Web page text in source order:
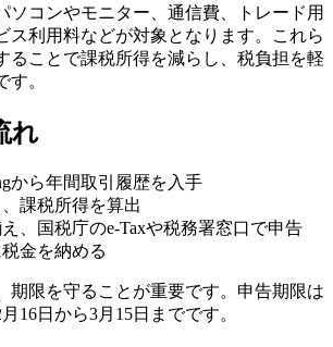
ソコンやモニター、通信費、トレード用
ス利用料などが対象となります。これら
ることで課税所得を減らし、税負担を軽
す。
れ
から年間取引履歴を入手
課税所得を算出
、国税庁のe-Taxや税務署窓口で申告
金を納める
期限を守ることが重要です。申告期限は
16日から3月15日までです。